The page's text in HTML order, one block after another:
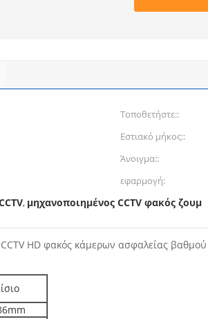
Τοποθετήστε::
Εστιακό μήκος::
Άνοιγμα::
εφαρμογή:
, μηχανοποιημένος CCTV φακός ζουμ
HD φακός κάμερων ασφαλείας βαθμού